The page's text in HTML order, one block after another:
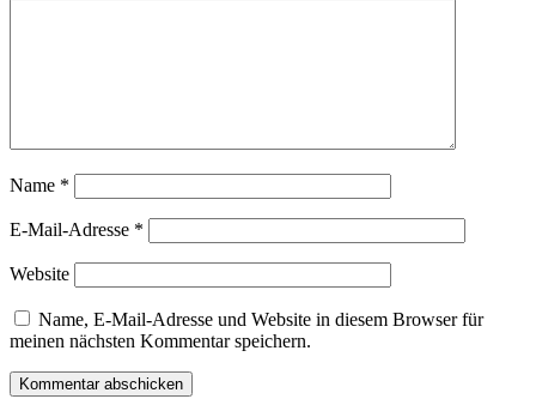
Name *
E-Mail-Adresse *
Website
Name, E-Mail-Adresse und Website in diesem Browser für
meinen nächsten Kommentar speichern.